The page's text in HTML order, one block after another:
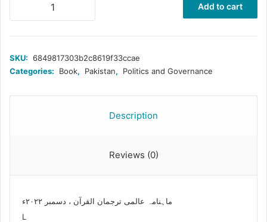
آئینی
انتظامی
مسائل
Add to cart
SKU: 6849817303b2c8619f33ccae
Categories:
Book, Pakistan, Politics and Governance
Description
Reviews (0)
ماہنامہ عالمی ترجمان القرآن ، دسمبر ۲۰۲۲ء
L